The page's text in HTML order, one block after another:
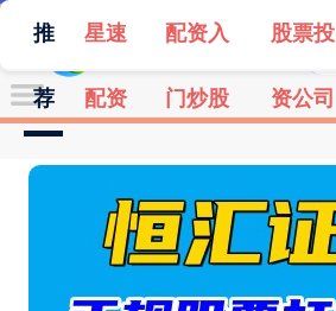
推
荐
星速
配资
配资入
门炒股
股票投
资公司